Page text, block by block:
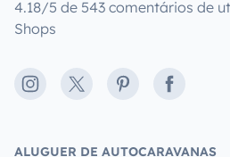
4.18/5 de 543 comentários de
Shops
Instagram
X PinterestFacebook
ALUGUER DE AUTOCARAVANAS